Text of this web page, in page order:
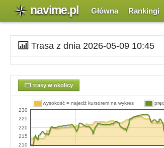
navime.pl Główna Rankingi
Trasa z dnia 2026-05-09 10:45
trasy w okolicy
210
215
220
225
230
wysokość = najedź kursorem na wykres